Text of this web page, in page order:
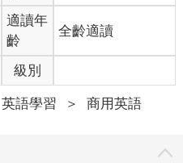
適讀年
齡
全齡適讀
級別
英語學習 ＞ 商用英語